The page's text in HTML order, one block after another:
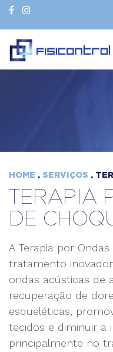
HOME . SERVIÇOS .
TERAPIA
DE
A Terapia por
tratamento
ondas acústicas de
recuperação de
esqueléticas,
tecidos e diminuir a
principalmente no